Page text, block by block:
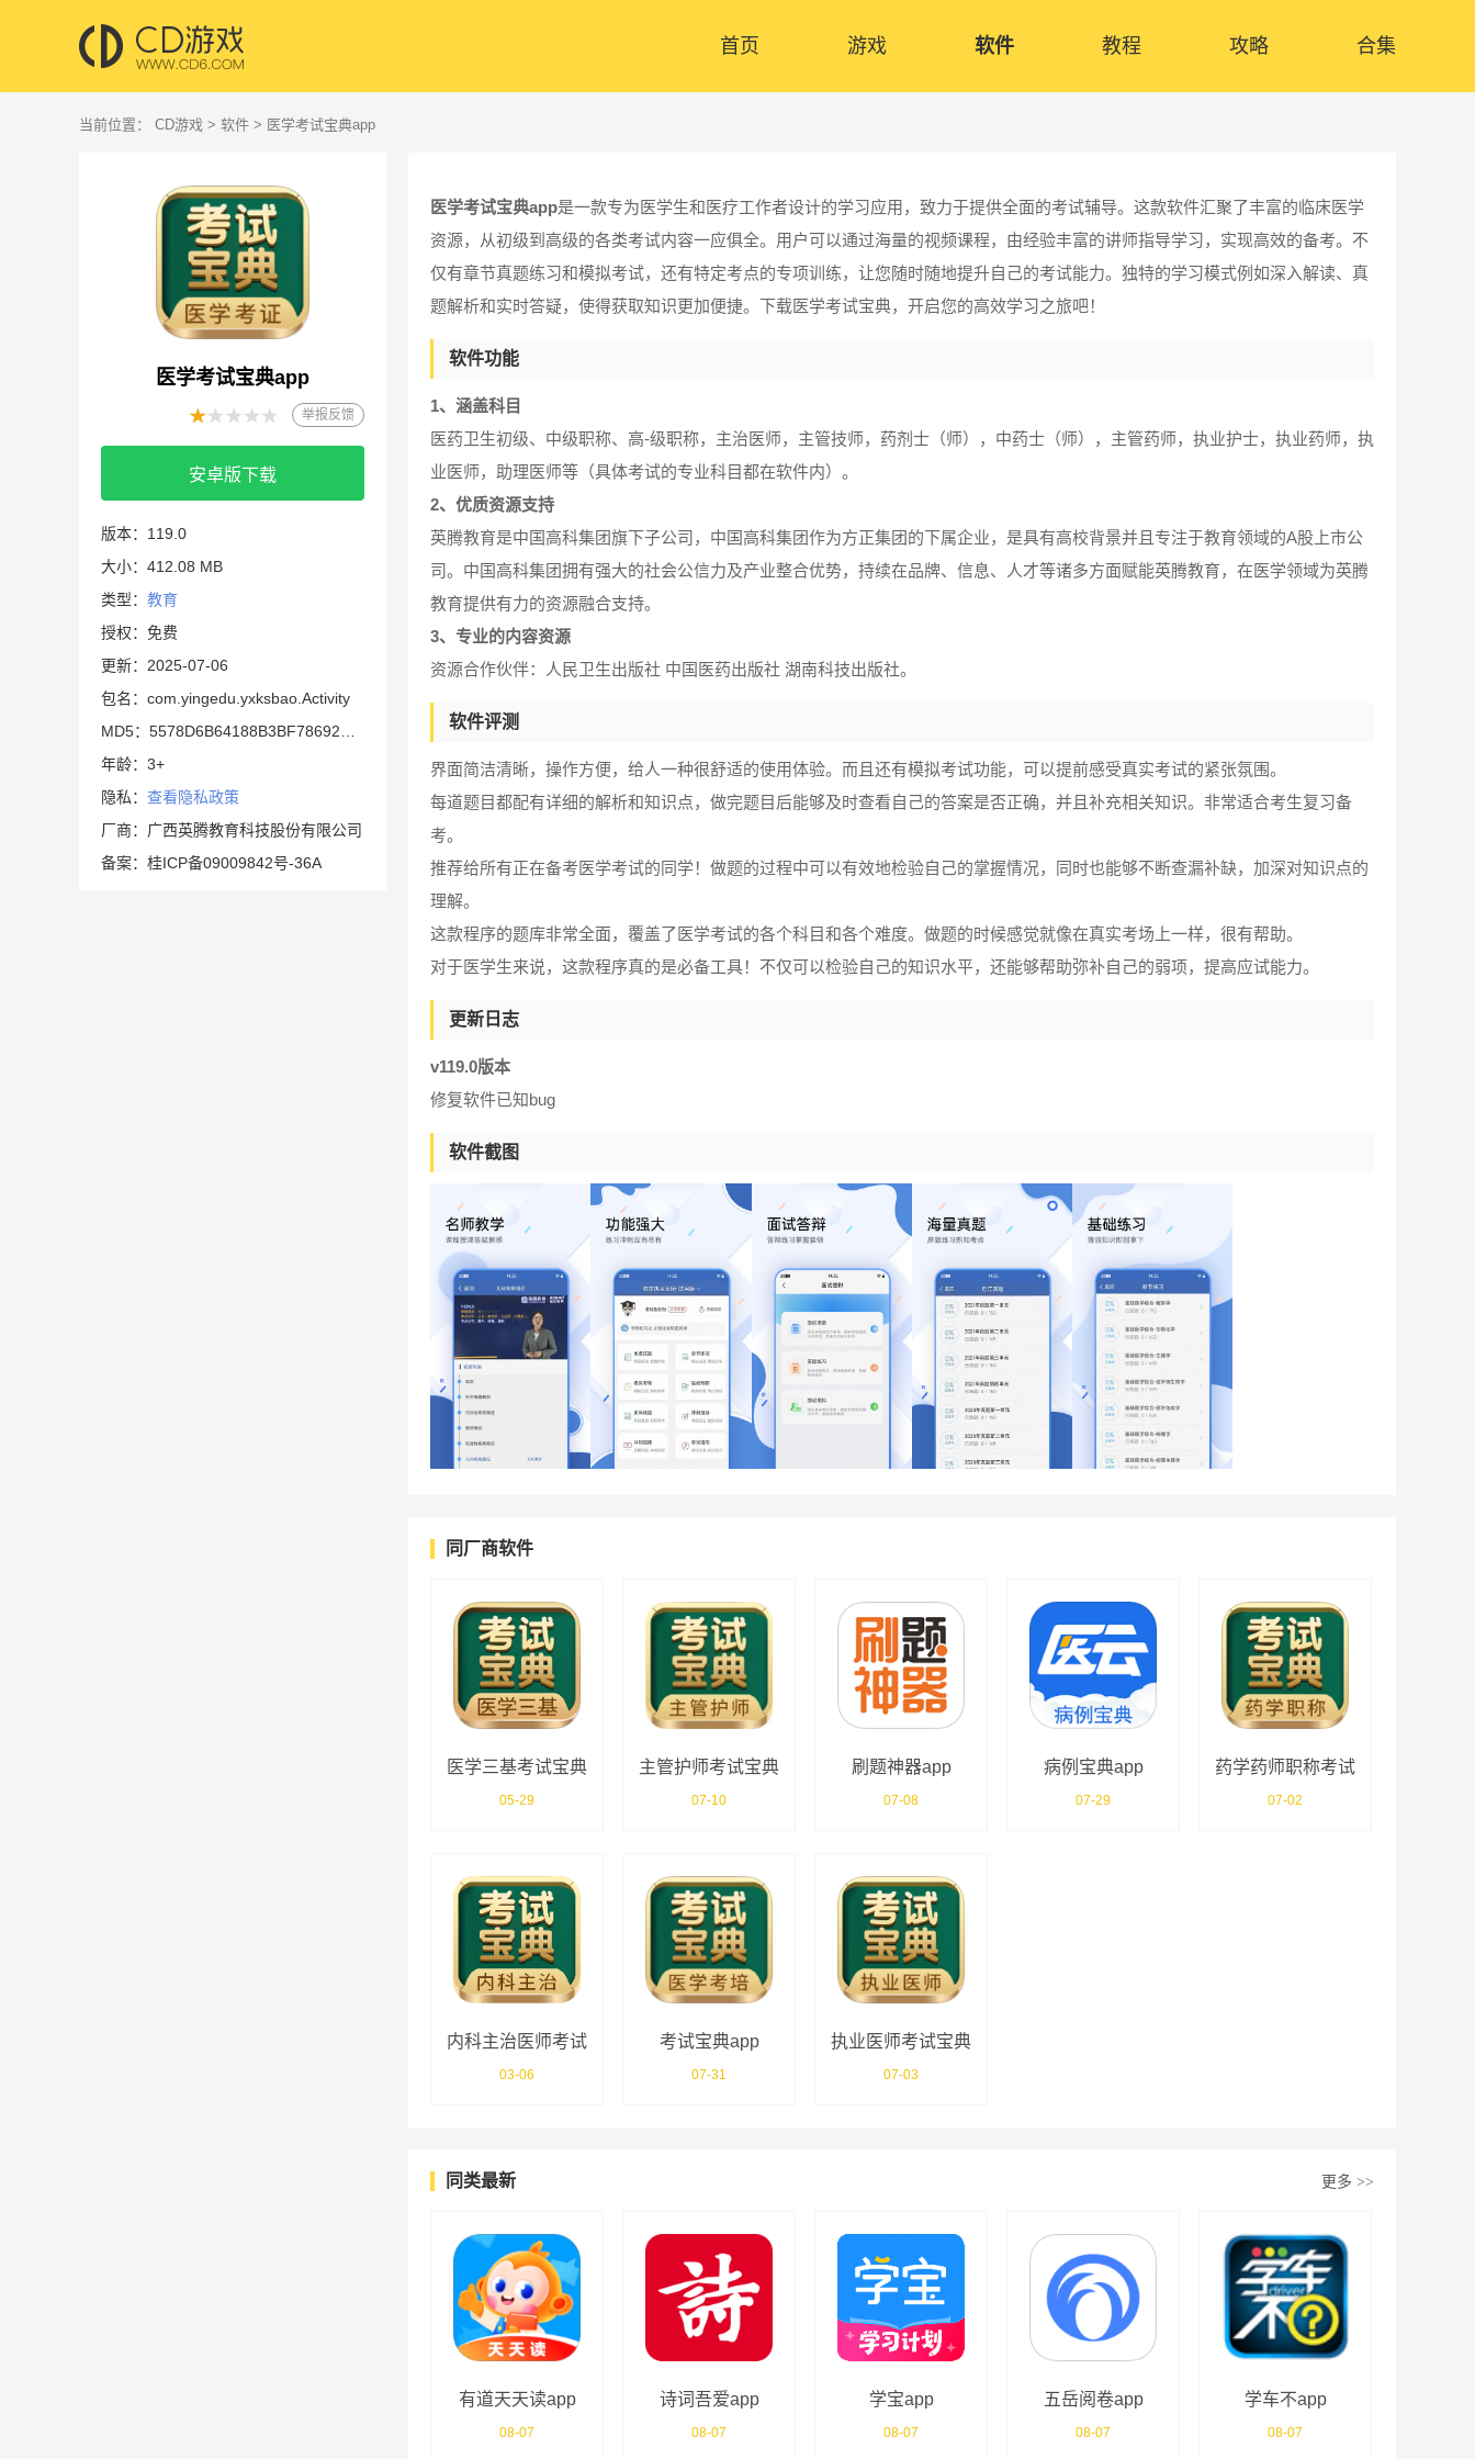
首页 游戏 软件 教程 攻略 合集
当前位置： CD游戏 > 软件 > 医学考试宝典app
医学考试宝典app
举报反馈
安卓版下载
版本：119.0
大小：412.08 MB
类型： 教育
授权：免费
更新：2025-07-06
包名：com.yingedu.yxksbao.Activity
年龄：3+
隐私： 查看隐私政策
厂商：广西英腾教育科技股份有限公司
备案：桂ICP备09009842号-36A
医学考试宝典app是一款专为医学生和医疗工作者设计的学习应用，致力于提供全面的考试辅导。这款软件汇聚了丰富的临床医学
资源，从初级到高级的各类考试内容一应俱全。用户可以通过海量的视频课程，由经验丰富的讲师指导学习，实现高效的备考。不
仅有章节真题练习和模拟考试，还有特定考点的专项训练，让您随时随地提升自己的考试能力。独特的学习模式例如深入解读、真
题解析和实时答疑，使得获取知识更加便捷。下载医学考试宝典，开启您的高效学习之旅吧！
软件功能
1、涵盖科目
医药卫生初级、中级职称、高-级职称，主治医师，主管技师，药剂士（师），中药士（师），主管药师，执业护士，执业药师，执
业医师，助理医师等（具体考试的专业科目都在软件内）。
2、优质资源支持
英腾教育是中国高科集团旗下子公司，中国高科集团作为方正集团的下属企业，是具有高校背景并且专注于教育领域的A股上市公
司。中国高科集团拥有强大的社会公信力及产业整合优势，持续在品牌、信息、人才等诸多方面赋能英腾教育，在医学领域为英腾
教育提供有力的资源融合支持。
3、专业的内容资源
资源合作伙伴：人民卫生出版社 中国医药出版社 湖南科技出版社。
软件评测
界面简洁清晰，操作方便，给人一种很舒适的使用体验。而且还有模拟考试功能，可以提前感受真实考试的紧张氛围。
每道题目都配有详细的解析和知识点，做完题目后能够及时查看自己的答案是否正确，并且补充相关知识。非常适合考生复习备
考。
推荐给所有正在备考医学考试的同学！做题的过程中可以有效地检验自己的掌握情况，同时也能够不断查漏补缺，加深对知识点的
理解。
这款程序的题库非常全面，覆盖了医学考试的各个科目和各个难度。做题的时候感觉就像在真实考场上一样，很有帮助。
对于医学生来说，这款程序真的是必备工具！不仅可以检验自己的知识水平，还能够帮助弥补自己的弱项，提高应试能力。
更新日志
v119.0版本
修复软件已知bug
软件截图
同厂商软件
医学三基考试宝典
05-29
主管护师考试宝典
07-10
刷题神器app
07-08
病例宝典app
07-29
药学药师职称考试
宝典
07-02
内科主治医师考试
宝典app
03-06
考试宝典app
07-31
执业医师考试宝典
07-03
同类最新 更多 >>
有道天天读app
08-07
诗词吾爱app
08-07
学宝app
08-07
五岳阅卷app
08-07
学车不app
08-07